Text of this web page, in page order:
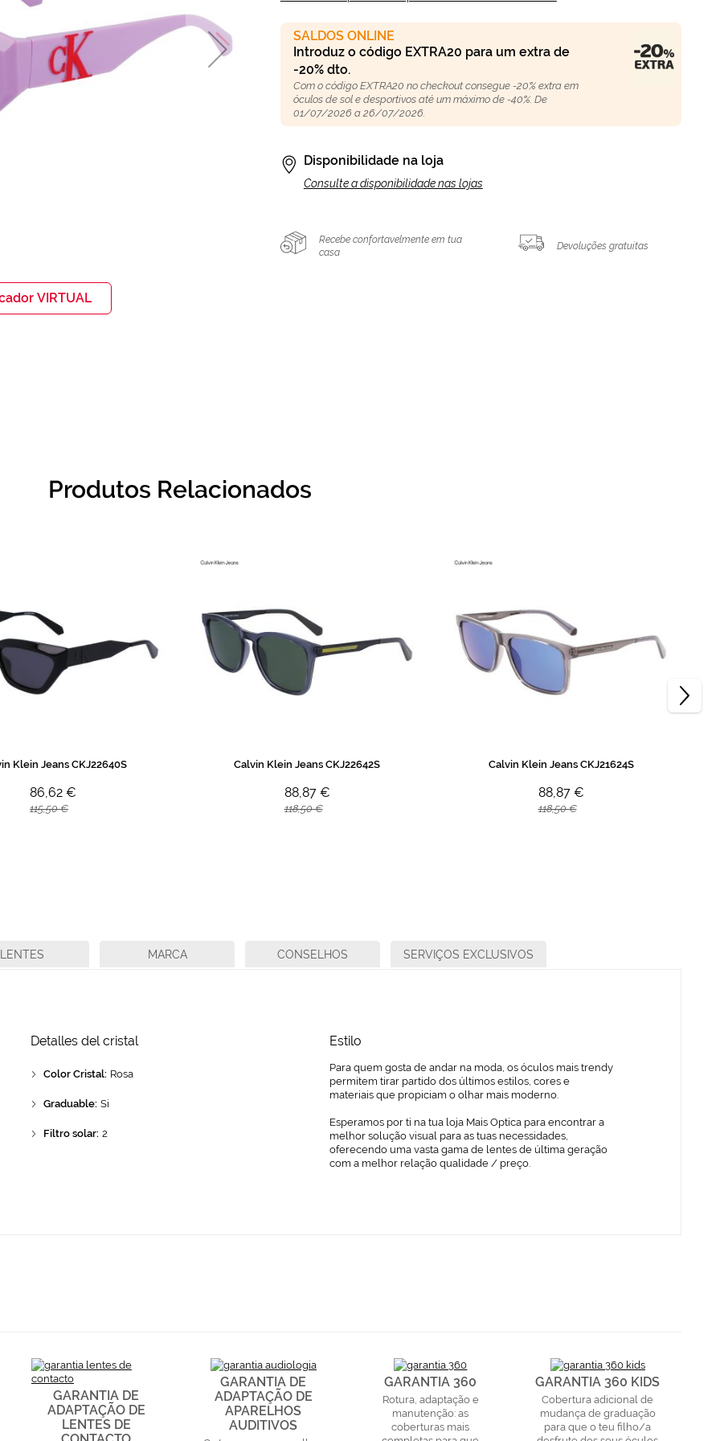
VIRTUAL
SALDOS ONLINE
Introduz o código EXTRA20 para um extra de
-20% dto.
Com o código EXTRA20 no checkout consegue -20% extra em
óculos de sol e desportivos até um máximo de -40%. De
01/07/2026 a 26/07/2026.
Disponibilidade na loja
Consulte a disponibilidade nas lojas
Recebe confortavelmente em tua
casa
Devoluções gratuitas
Produtos Relacionados
Klein Jeans CKJ22640S
86,62 €
115,50 €
Calvin Klein Jeans CKJ22642S
88,87 €
118,50 €
Calvin Klein Jeans CKJ21624S
88,87 €
118,50 €
Detalles del cristal
Color Cristal: Rosa
Graduable: Si
Filtro solar: 2
Estilo
Para quem gosta de andar na moda, os óculos mais trendy
permitem tirar partido dos últimos estilos, cores e
materiais que propiciam o olhar mais moderno.
Esperamos por ti na tua loja Mais Optica para encontrar a
melhor solução visual para as tuas necessidades,
oferecendo uma vasta gama de lentes de última geração
com a melhor relação qualidade / preço.
LENTES MARCA CONSELHOS SERVIÇOS EXCLUSIVOS
GARANTIA DE
ADAPTAÇÃO DE
LENTES DE
GARANTIA DE
ADAPTAÇÃO DE
APARELHOS
AUDITIVOS
GARANTIA 360
Rotura, adaptação e
manutenção: as
coberturas mais
GARANTIA 360 KIDS
Cobertura adicional de
mudança de graduação
para que o teu filho/a